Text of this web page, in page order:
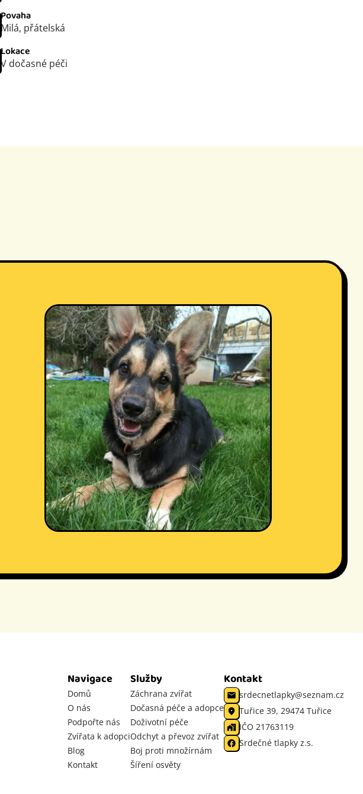
Povaha
Milá, přátelská
Lokace
V dočasné péči
Navigace
Domů
O nás
Podpořte nás
Zvířata k adopci
Blog
Kontakt
Služby
Záchrana zvířat
Dočasná péče a adopce
Doživotní péče
Odchyt a převoz zvířat
Boj proti množírnám
Šíření osvěty
Kontakt
srdecnetlapky@seznam.cz
Tuřice 39, 29474 Tuřice
IČO 21763119
Srdečné tlapky z.s.